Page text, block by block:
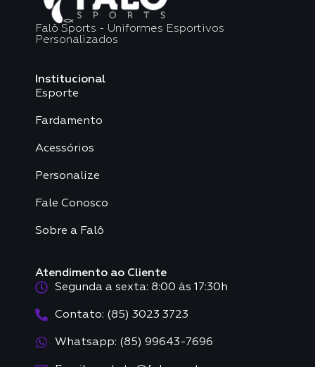
Falô Sports - Uniformes Esportivos
Personalizados
Institucional
Esporte
Fardamento
Acessórios
Personalize
Fale Conosco
Sobre a Falô
Atendimento ao Cliente
Segunda a sexta: 8:00 às 17:30h
Contato: (85) 3023 3723
Whatsapp: (85) 99643-7696